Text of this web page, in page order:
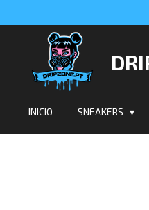
conteúdo
principal
INICIO SNEAKERS